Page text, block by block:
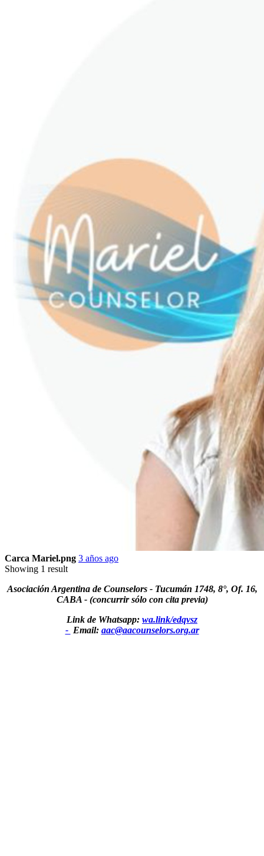
Carca Mariel.png 3 años ago
Showing 1 result
Asociación Argentina de Counselors - Tucumán 1748, 8°, Of. 16,
CABA - (concurrir sólo con cita previa)
Link de Whatsapp: wa.link/edqvsz
- Email: aac@aacounselors.org.ar